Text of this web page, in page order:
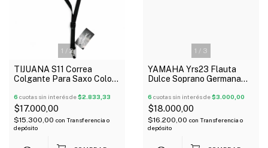
1 / 2
TIJUANA S11 Correa
Colgante Para Saxo Color
6 cuotas sin interés de$2.833,33
$17.000,00
$15.300,00 con Transferencia o
depósito
1 / 3
YAMAHA Yrs23 Flauta
Dulce Soprano Germana
6 cuotas sin interés de$3.000,00
$18.000,00
$16.200,00 con Transferencia o
depósito